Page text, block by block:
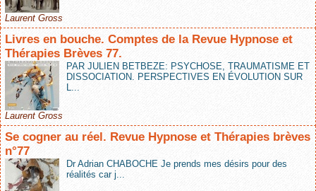
Laurent Gross
Livres en bouche. Comptes de la Revue Hypnose et
Thérapies Brèves 77.
PAR JULIEN BETBEZE: PSYCHOSE, TRAUMATISME ET
DISSOCIATION. PERSPECTIVES EN ÉVOLUTION SUR
L...
Laurent Gross
Se cogner au réel. Revue Hypnose et Thérapies brèves
n°77
Dr Adrian CHABOCHE Je prends mes désirs pour des
réalités car j...